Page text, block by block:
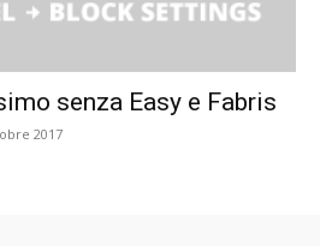
senza Easy e Fabris
2017